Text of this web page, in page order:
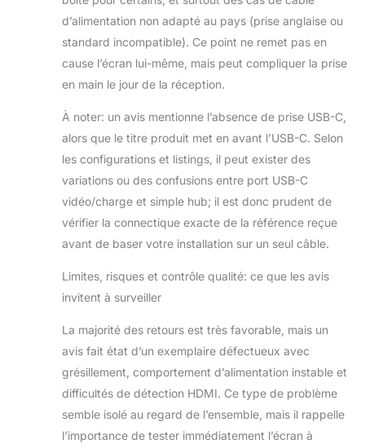
d’alimentation non adapté au pays (prise anglaise ou
standard incompatible). Ce point ne remet pas en
cause l’écran lui-même, mais peut compliquer la prise
en main le jour de la réception.
À noter: un avis mentionne l’absence de prise USB-C,
alors que le titre produit met en avant l’USB-C. Selon
les configurations et listings, il peut exister des
variations ou des confusions entre port USB-C
vidéo/charge et simple hub; il est donc prudent de
vérifier la connectique exacte de la référence reçue
avant de baser votre installation sur un seul câble.
Limites, risques et contrôle qualité: ce que les avis
invitent à surveiller
La majorité des retours est très favorable, mais un
avis fait état d’un exemplaire défectueux avec
grésillement, comportement d’alimentation instable et
difficultés de détection HDMI. Ce type de problème
semble isolé au regard de l’ensemble, mais il rappelle
l’importance de tester immédiatement l’écran à